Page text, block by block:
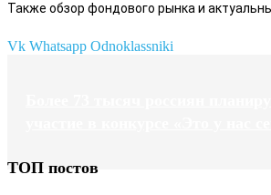
Также обзор фондового рынка и
Vk Whatsapp Odnoklassniki
ТОП постов